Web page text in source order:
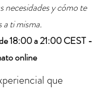
y cómo te
a ti misma.
18:00 a 21:00 CEST -
online
que